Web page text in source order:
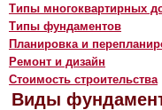
Типы многоквартирных
Типы фундаментов
Планировка и
Ремонт и дизайн
Стоимость строительства
Виды